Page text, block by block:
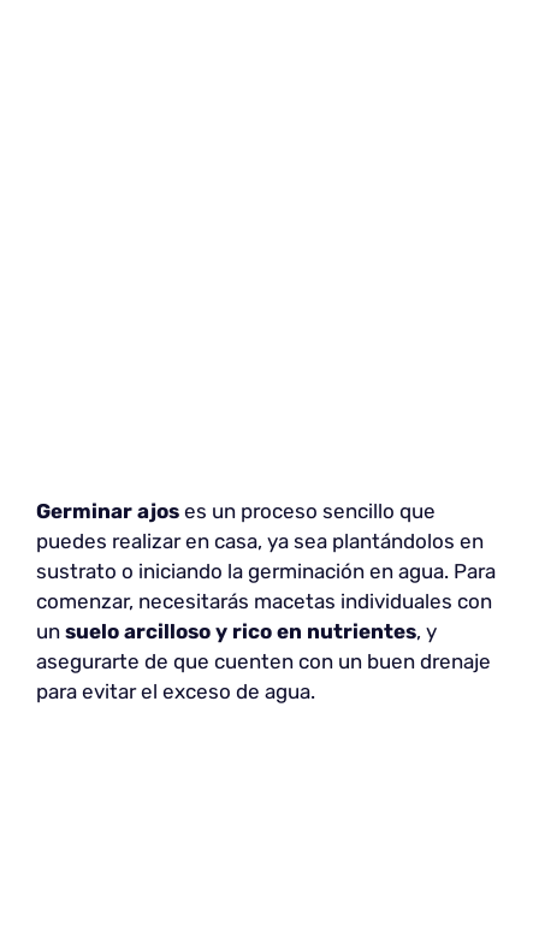
Germinar ajos es un proceso sencillo que
puedes realizar en casa, ya sea plantándolos en
sustrato o iniciando la germinación en agua. Para
comenzar, necesitarás macetas individuales con
un suelo arcilloso y rico en nutrientes, y
asegurarte de que cuenten con un buen drenaje
para evitar el exceso de agua.